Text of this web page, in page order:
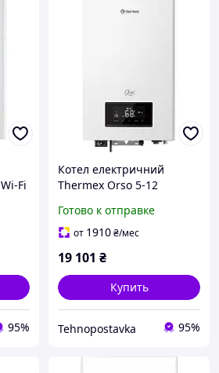
Fi
95%
Котел електричний
Thermex Orso 5-12
Готово к отправке
от 1910₴/мес
19 101 ₴
Купить
Tehnopostavka 95%